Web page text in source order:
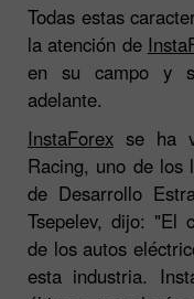
Todas estas
la atención de
en su campo y
adelante.
InstaForex se ha
Racing, uno de
de Desarrollo
Tsepelev, dijo: "El
de los autos
esta industria.